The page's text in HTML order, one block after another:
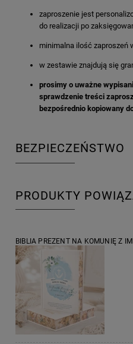
zaproszenie jest
do realizacji po
minimalna ilość zaproszeń
w zestawie znajdują się
prosimy o uważne
sprawdzenie treści
bezpośrednio kopiowany
BEZPIECZEŃSTWO
PRODUKTY
BIBLIA PREZENT NA KOMUNIĘ Z